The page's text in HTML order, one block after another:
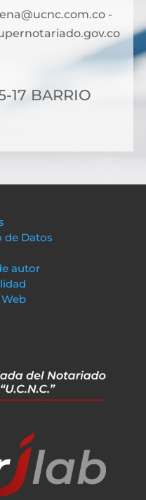
-
17 BARRIO
de Datos
autor